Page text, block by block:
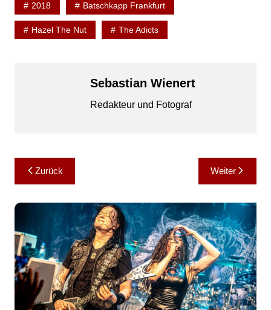
2018 Batschkapp Frankfurt
Hazel The Nut The Adicts
Sebastian Wienert
Redakteur und Fotograf
Beitragsnavigation
Zurück Weiter